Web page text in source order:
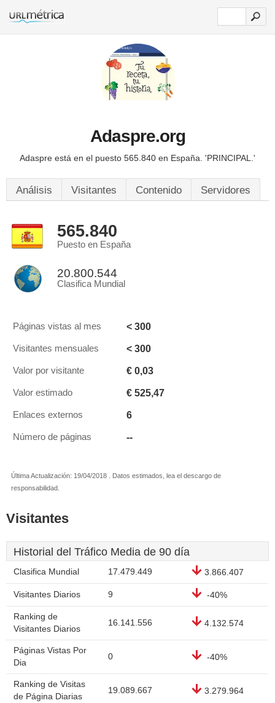
Adaspre.org
Adaspre está en el puesto 565.840 en España. 'PRINCIPAL.'
Análisis Visitantes Contenido Servidores
565.840
Puesto en España
20.800.544
Clasifica Mundial
Páginas vistas al mes < 300
Visitantes mensuales < 300
Valor por visitante € 0,03
Valor estimado € 525,47
Enlaces externos 6
Número de páginas --
Última Actualización: 19/04/2018 . Datos estimados, lea el descargo de
responsabilidad.
Visitantes
Historial del Tráfico Media de 90 día
Clasifica Mundial 17.479.449 3.866.407
Visitantes Diarios 9 -40%
Ranking de
Visitantes Diarios
16.141.556 4.132.574
Páginas Vistas Por
Dia
0 -40%
Ranking de Visitas
de Página Diarias
19.089.667 3.279.964